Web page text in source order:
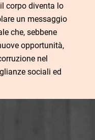
corpo diventa lo
un messaggio
che, sebbene
opportunità,
nel
sociali ed